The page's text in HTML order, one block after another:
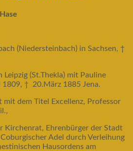
(Niedersteinbach) in Sachsen, †
(St.Thekla) mit Pauline
† 20.März 1885 Jena.
dem Titel Excellenz, Professor
Kirchenrat, Ehrenbürger der Stadt
Adel durch Verleihung
Hausordens am